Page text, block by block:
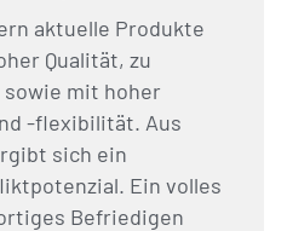
aktuelle Produkte
Qualität, zu
mit hoher
-flexibilität. Aus
sich ein
Ein volles
Befriedigen